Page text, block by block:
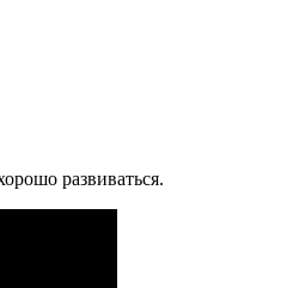
развиваться.